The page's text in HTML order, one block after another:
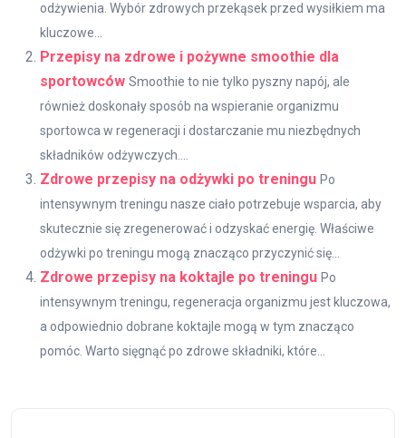
odżywienia. Wybór zdrowych przekąsek przed wysiłkiem ma
kluczowe...
Przepisy na zdrowe i pożywne smoothie dla
sportowców Smoothie to nie tylko pyszny napój, ale
również doskonały sposób na wspieranie organizmu
sportowca w regeneracji i dostarczanie mu niezbędnych
składników odżywczych....
Zdrowe przepisy na odżywki po treningu Po
intensywnym treningu nasze ciało potrzebuje wsparcia, aby
skutecznie się zregenerować i odzyskać energię. Właściwe
odżywki po treningu mogą znacząco przyczynić się...
Zdrowe przepisy na koktajle po treningu Po
intensywnym treningu, regeneracja organizmu jest kluczowa,
a odpowiednio dobrane koktajle mogą w tym znacząco
pomóc. Warto sięgnąć po zdrowe składniki, które...